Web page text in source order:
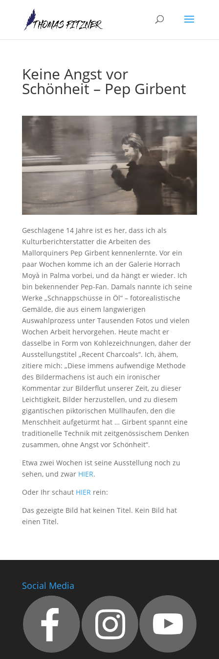
Keine Angst vor
Schönheit – Pep Girbent
Geschlagene 14 Jahre ist es her, dass ich als
Kulturberichterstatter die Arbeiten des
Mallorquiners Pep Girbent kennenlernte. Vor ein
paar Wochen komme ich an der Galerie Horrach
Moyà in Palma vorbei, und da hängt er wieder. Ich
bin bekennender Pep-Fan. Damals nannte ich seine
Werke „Schnappschüsse in Öl“ – fotorealistische
Gemälde, die aus einem langwierigen
Auswahlprozess unter Tausenden Fotos und vielen
Wochen Arbeit hervorgehen. Heute macht er
dasselbe in Form von Kohlezeichnungen, daher der
Ausstellungstitel „Recent Charcoals“. Ich, ähem,
zitiere mich: „Diese immens aufwendige Methode
des Bildermachens ist auch ein ironischer
Kommentar zur Bilderflut unserer Zeit, zu dieser
Leichtigkeit, Bilder herzustellen, und zu diesem
gigantischen piktorischen Müllhaufen, den die
Menschheit aufgetürmt hat … Girbent spannt eine
traditionelle Technik mit zeitgenössischem Denken
zusammen, ohne Angst vor Schönheit“.
Etwa zwei Wochen ist seine Ausstellung noch zu
sehen, und zwar HIER.
Oder Ihr schaut HIER rein:
Das gezeigte Bild hat keinen Titel. Kein Bild hat
einen Titel.
Social Media